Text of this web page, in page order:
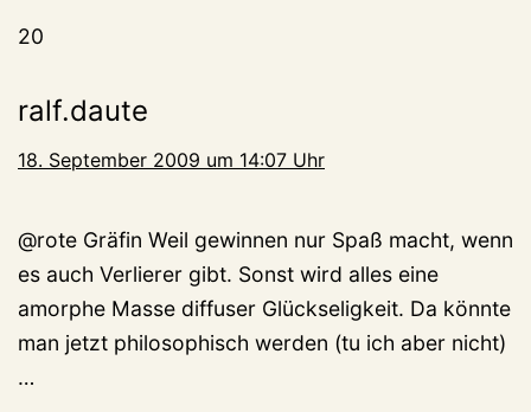
20
ralf.daute
18. September 2009 um 14:07 Uhr
@rote Gräfin Weil gewinnen nur Spaß macht, wenn
es auch Verlierer gibt. Sonst wird alles eine
amorphe Masse diffuser Glückseligkeit. Da könnte
man jetzt philosophisch werden (tu ich aber nicht)
…